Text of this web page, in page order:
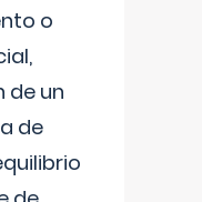
o
de un
de